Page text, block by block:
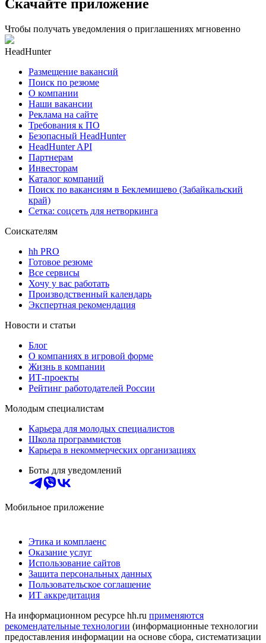
Скачайте приложение
Чтобы получать уведомления о приглашениях мгновенно
HeadHunter
Размещение вакансий
Поиск по резюме
О компании
Наши вакансии
Реклама на сайте
Требования к ПО
Безопасный HeadHunter
HeadHunter API
Партнерам
Инвесторам
Каталог компаний
Поиск по вакансиям в Беклемишево (Забайкальский
край)
Сетка: соцсеть для нетворкинга
Соискателям
hh PRO
Готовое резюме
Все сервисы
Хочу у вас работать
Производственный календарь
Экспертная рекомендация
Новости и статьи
Блог
О компаниях в игровой форме
Жизнь в компании
ИТ-проекты
Рейтинг работодателей России
Молодым специалистам
Карьера для молодых специалистов
Школа программистов
Карьера в некоммерческих организациях
Боты для уведомлений
Мобильное приложение
Этика и комплаенс
Оказание услуг
Использование сайтов
Защита персональных данных
Пользовательское соглашение
ИТ аккредитация
На информационном ресурсе hh.ru применяются
рекомендательные технологии (информационные технологии
предоставления информации на основе сбора, систематизации